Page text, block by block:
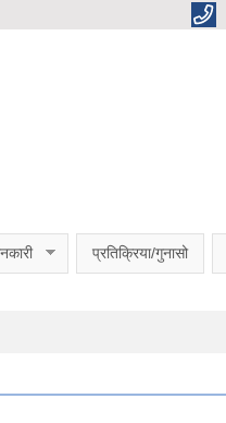
प्रतिक्रिया/गुनासो